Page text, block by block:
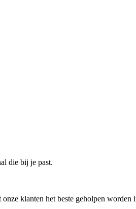
die bij je past.
onze klanten het beste geholpen worden